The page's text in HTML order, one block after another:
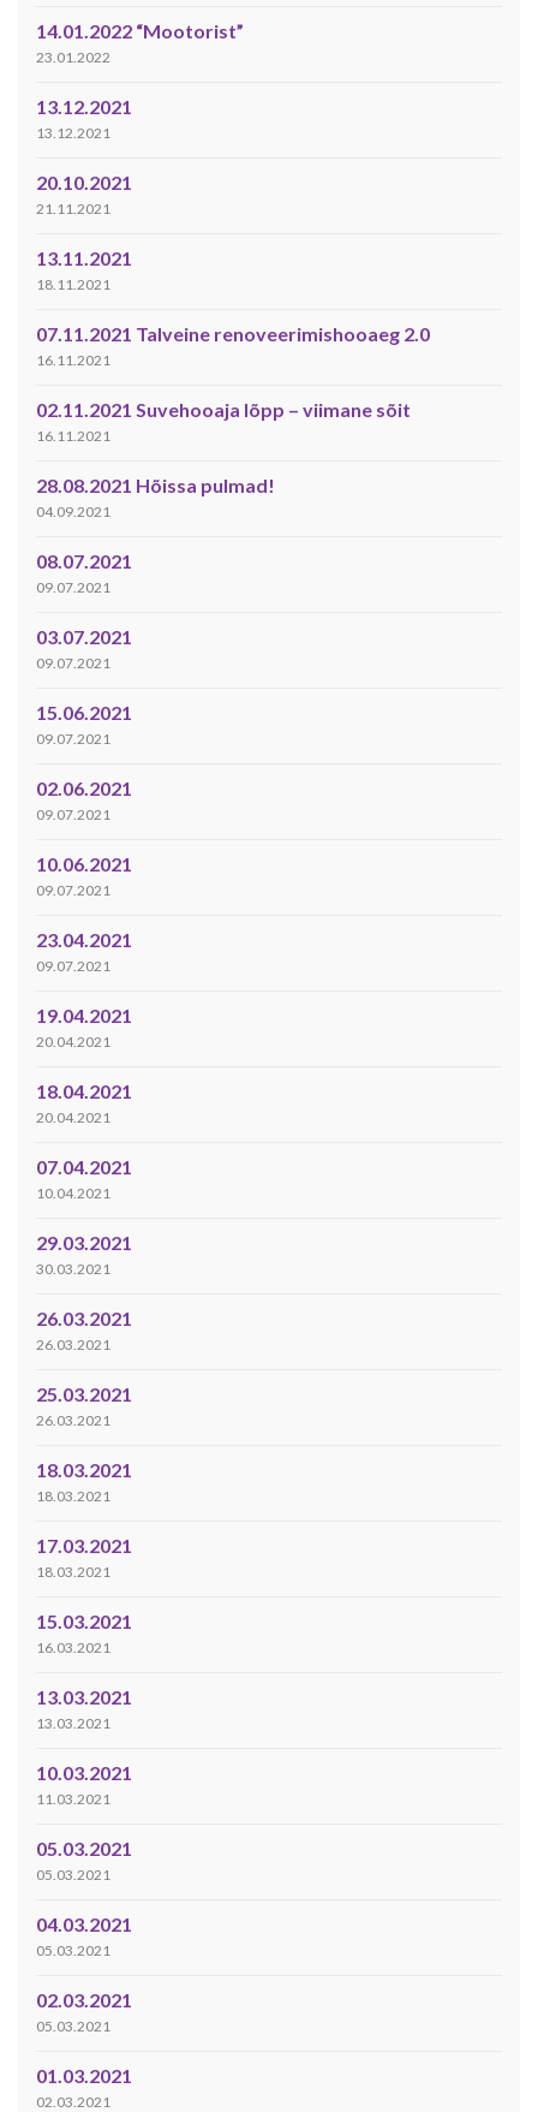
14.01.2022 “Mootorist”
23.01.2022
13.12.2021
13.12.2021
20.10.2021
21.11.2021
13.11.2021
18.11.2021
07.11.2021 Talveine renoveerimishooaeg 2.0
16.11.2021
02.11.2021 Suvehooaja lõpp – viimane sõit
16.11.2021
28.08.2021 Hõissa pulmad!
04.09.2021
08.07.2021
09.07.2021
03.07.2021
09.07.2021
15.06.2021
09.07.2021
02.06.2021
09.07.2021
10.06.2021
09.07.2021
23.04.2021
09.07.2021
19.04.2021
20.04.2021
18.04.2021
20.04.2021
07.04.2021
10.04.2021
29.03.2021
30.03.2021
26.03.2021
26.03.2021
25.03.2021
26.03.2021
18.03.2021
18.03.2021
17.03.2021
18.03.2021
15.03.2021
16.03.2021
13.03.2021
13.03.2021
10.03.2021
11.03.2021
05.03.2021
05.03.2021
04.03.2021
05.03.2021
02.03.2021
05.03.2021
01.03.2021
02.03.2021